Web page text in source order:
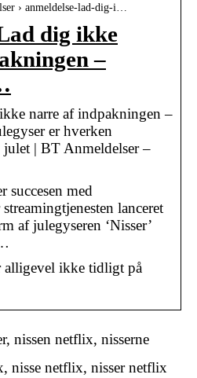
› anmeldelse-lad-dig-i…
dig ikke
–
narre af indpakningen –
er hverken
| BT Anmeldelser –
med
streamingtjenesten lanceret
af julegyseren ‘Nisser’
alligevel ikke tidligt på
nissen netflix, nisserne
nisse netflix, nisser netflix